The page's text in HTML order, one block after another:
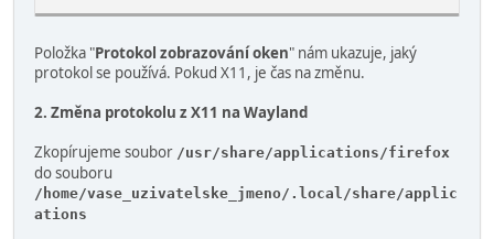
Položka "Protokol zobrazování oken" nám ukazuje, jaký
protokol se používá. Pokud X11, je čas na změnu.
2. Změna protokolu z X11 na Wayland
Zkopírujeme soubor /usr/share/applications/firefox
do souboru
/home/vase_uzivatelske_jmeno/.local/share/applic
ations